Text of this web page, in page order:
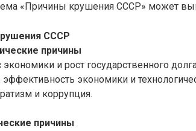
«Причины крушения СССР» может
СССР
причины
и рост государственного
экономики и
и коррупция.
причины